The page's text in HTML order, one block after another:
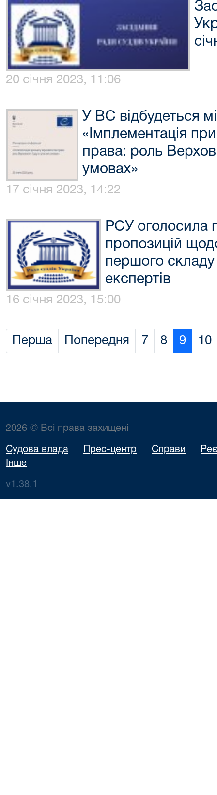
20 січня 2023, 11:06
У ВС відбудеться
«Імплементація
права: роль
умовах»
17 січня 2023, 14:22
РСУ оголосила
пропозицій
першого
експертів
16 січня 2023, 15:00
Перша Попередня 7 8 9 10
2026 © Всі права захищені
Судова влада Прес-центр Справи
Інше
v1.38.1